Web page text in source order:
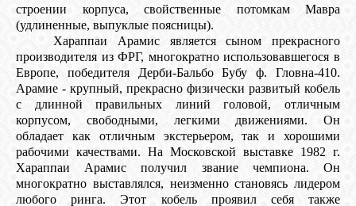
строении корпуса, свойственные потомкам Мавра
(удлиненные, выпуклые поясницы).
Хараппаи Арамис является сыном прекрасного
производителя из ФРГ, многократно использовавшегося в
Европе, победителя Дерби-Бальбо Бубу ф. Гловна-410.
Арамие - крупный, прекрасно физически развитый кобель
с длинной правильных линий головой, отличным
корпусом, свободными, легкими движениями. Он
обладает как отличным экстерьером, так и хорошими
рабочими качествами. На Московской выставке 1982 г.
Хараппаи Арамис получил звание чемпиона. Он
многократно выставлялся, неизменно становясь лидером
любого ринга. Этот кобель проявил себя также